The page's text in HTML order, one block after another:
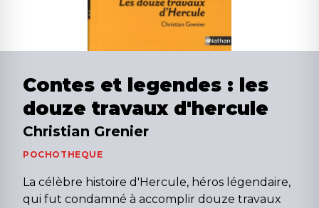
Contes et legendes : les
douze travaux d'hercule
Christian Grenier
POCHOTHEQUE
La célèbre histoire d'Hercule, héros légendaire,
qui fut condamné à accomplir douze travaux